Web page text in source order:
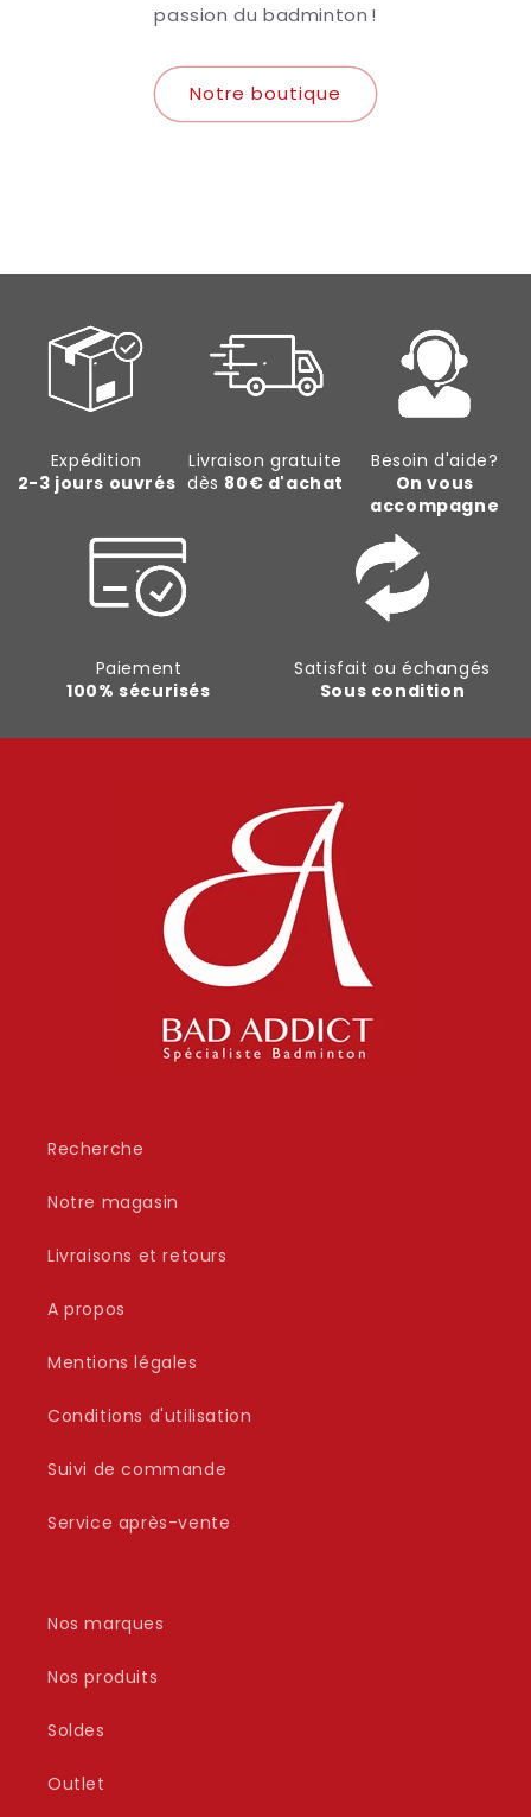
passion du badminton !
Notre boutique
Expédition
2-3 jours ouvrés
Livraison gratuite
dès 80€ d'achat
Besoin d'aide?
On vous
accompagne
Paiement
100% sécurisés
Satisfait ou échangés
Sous condition
Recherche
Notre magasin
Livraisons et retours
A propos
Mentions légales
Conditions d'utilisation
Suivi de commande
Service après-vente
Nos marques
Nos produits
Soldes
Outlet